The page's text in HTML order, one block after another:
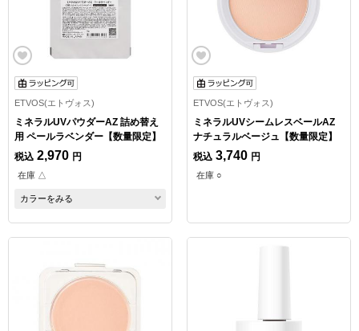
ETVOS(エトヴォス)
ミネラルUVパウダーAZ 詰め替え
用 ペールラベンダー【数量限定】
税込 2,970 円
在庫 △
カラーをみる
ETVOS(エトヴォス)
ミネラルUVシームレスベールAZ
ナチュラルベージュ【数量限定】
税込 3,740 円
在庫 ○